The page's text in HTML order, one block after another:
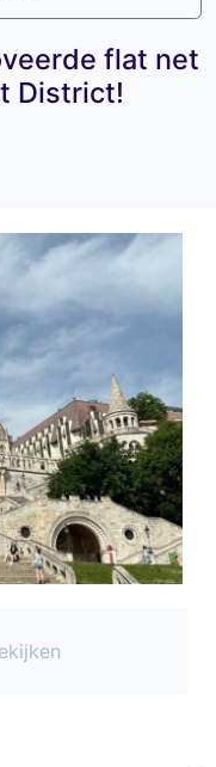
flat net
District!